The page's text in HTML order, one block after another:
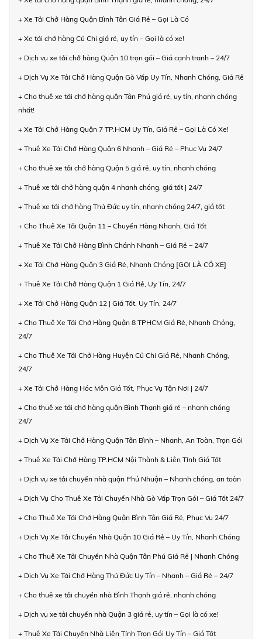
+ Xe Tải Chở Hàng Quận Bình Tân Giá Rẻ – Gọi Là Có
+ Xe tải chở hàng Củ Chi giá rẻ, uy tín – Gọi là có xe!
+ Dịch vụ xe tải chở hàng Quận 10 trọn gói – Giá cạnh tranh – 24/7
+ Dịch Vụ Xe Tải Chở Hàng Quận Gò Vấp Uy Tín, Nhanh Chóng, Giá Rẻ
+ Cho thuê xe tải chở hàng quận Tân Phú giá rẻ, uy tín, nhanh chóng
nhất!
+ Xe Tải Chở Hàng Quận 7 TP.HCM Uy Tín, Giá Rẻ – Gọi Là Có Xe!
+ Thuê Xe Tải Chở Hàng Quận 6 Nhanh – Giá Rẻ – Phục Vụ 24/7
+ Cho thuê xe tải chở hàng Quận 5 giá rẻ, uy tín, nhanh chóng
+ Thuê xe tải chở hàng quận 4 nhanh chóng, giá tốt | 24/7
+ Thuê xe tải chở hàng Thủ Đức uy tín, nhanh chóng 24/7, giá tốt
+ Cho Thuê Xe Tải Quận 11 – Chuyển Hàng Nhanh, Giá Tốt
+ Thuê Xe Tải Chở Hàng Bình Chánh Nhanh – Giá Rẻ – 24/7
+ Xe Tải Chở Hàng Quận 3 Giá Rẻ, Nhanh Chóng [GỌI LÀ CÓ XE]
+ Thuê Xe Tải Chở Hàng Quận 1 Giá Rẻ, Uy Tín, 24/7
+ Xe Tải Chở Hàng Quận 12 | Giá Tốt, Uy Tín, 24/7
+ Cho Thuê Xe Tải Chở Hàng Quận 8 TPHCM Giá Rẻ, Nhanh Chóng,
24/7
+ Cho Thuê Xe Tải Chở Hàng Huyện Củ Chi Giá Rẻ, Nhanh Chóng,
24/7
+ Xe Tải Chở Hàng Hóc Môn Giá Tốt, Phục Vụ Tận Nơi | 24/7
+ Cho thuê xe tải chở hàng quận Bình Thạnh giá rẻ – nhanh chóng
24/7
+ Dịch Vụ Xe Tải Chở Hàng Quận Tân Bình – Nhanh, An Toàn, Trọn Gói
+ Thuê Xe Tải Chở Hàng TP.HCM Nội Thành & Liên Tỉnh Giá Tốt
+ Dịch vụ xe tải chuyển nhà quận Phú Nhuận – Nhanh chóng, an toàn
+ Dịch Vụ Cho Thuê Xe Tải Chuyển Nhà Gò Vấp Trọn Gói – Giá Tốt 24/7
+ Cho Thuê Xe Tải Chở Hàng Quận Bình Tân Giá Rẻ, Phục Vụ 24/7
+ Dịch Vụ Xe Tải Chuyển Nhà Quận 10 Giá Rẻ – Uy Tín, Nhanh Chóng
+ Cho Thuê Xe Tải Chuyển Nhà Quận Tân Phú Giá Rẻ | Nhanh Chóng
+ Dịch Vụ Xe Tải Chở Hàng Thủ Đức Uy Tín – Nhanh – Giá Rẻ – 24/7
+ Cho thuê xe tải chuyển nhà Bình Thạnh giá rẻ, nhanh chóng
+ Dịch vụ xe tải chuyển nhà Quận 3 giá rẻ, uy tín – Gọi là có xe!
+ Thuê Xe Tải Chuyển Nhà Liên Tỉnh Trọn Gói Uy Tín – Giá Tốt